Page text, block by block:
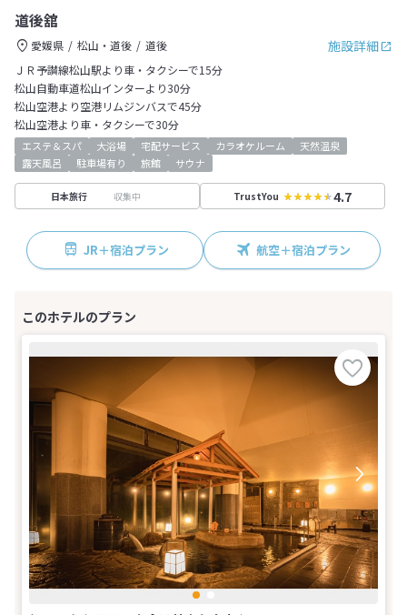
道後舘
施設詳細
愛媛県 松山・道後
道後
ＪＲ予讃線松山駅より車・タクシーで15分
松山自動車道松山インターより30分
松山空港より空港リムジンバスで45分
松山空港より車・タクシーで30分
エステ＆スパ 大浴場 宅配サービス カラオケルーム
天然温泉
露天風呂
駐車場有り 旅館 サウナ
日本旅行 収集中 TrustYou 4.7
JR＋宿泊プラン 航空＋宿泊プラン